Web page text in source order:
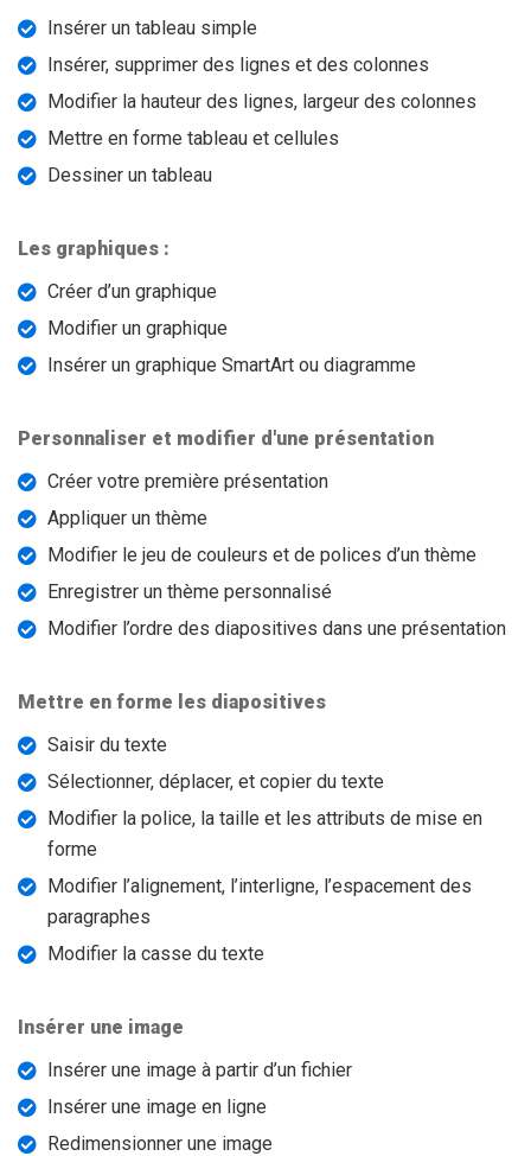
Insérer un tableau simple
Insérer, supprimer des lignes et des colonnes
Modifier la hauteur des lignes, largeur des colonnes
Mettre en forme tableau et cellules
Dessiner un tableau
Les graphiques :
Créer d’un graphique
Modifier un graphique
Insérer un graphique SmartArt ou diagramme
Personnaliser et modifier d'une présentation
Créer votre première présentation
Appliquer un thème
Modifier le jeu de couleurs et de polices d’un thème
Enregistrer un thème personnalisé
Modifier l’ordre des diapositives dans une présentation
Mettre en forme les diapositives
Saisir du texte
Sélectionner, déplacer, et copier du texte
Modifier la police, la taille et les attributs de mise en
forme
Modifier l’alignement, l’interligne, l’espacement des
paragraphes
Modifier la casse du texte
Insérer une image
Insérer une image à partir d’un fichier
Insérer une image en ligne
Redimensionner une image